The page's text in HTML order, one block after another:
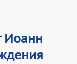
Иоанн